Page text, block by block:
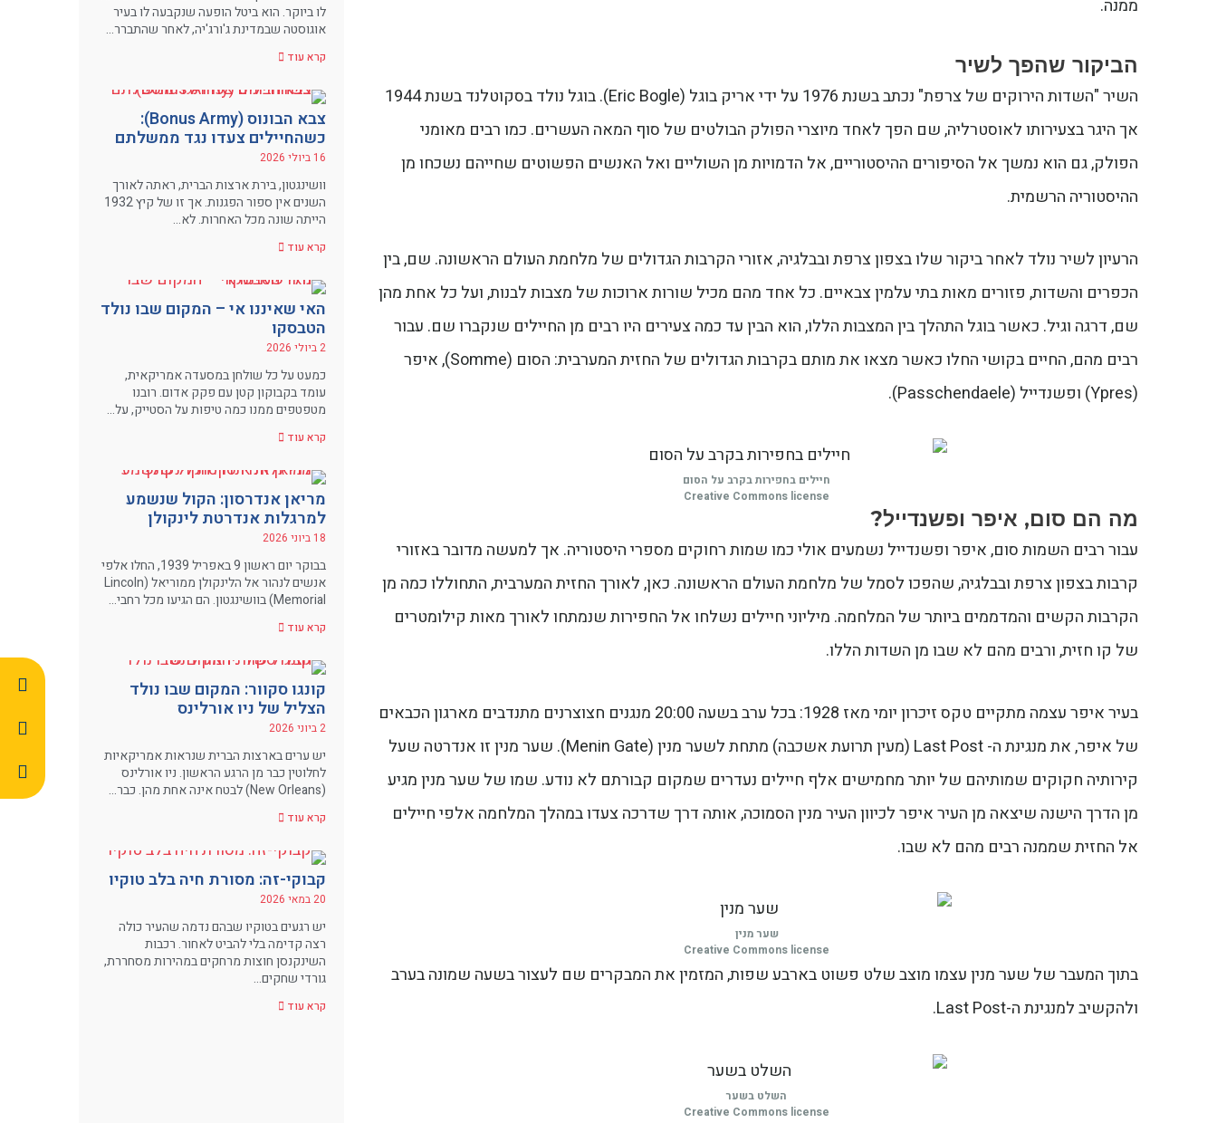
ממנה.
הביקור שהפך לשיר
השיר "השדות הירוקים של צרפת" נכתב בשנת 1976 על ידי אריק בוגל (Eric Bogle). בוגל נולד בסקוטלנד בשנת 1944
אך היגר בצעירותו לאוסטרליה, שם הפך לאחד מיוצרי הפולק הבולטים של סוף המאה העשרים. כמו רבים מאומני
הפולק, גם הוא נמשך אל הסיפורים ההיסטוריים, אל הדמויות מן השוליים ואל האנשים הפשוטים שחייהם נשכחו מן
ההיסטוריה הרשמית.
הרעיון לשיר נולד לאחר ביקור שלו בצפון צרפת ובבלגיה, אזורי הקרבות הגדולים של מלחמת העולם הראשונה. שם, בין
הכפרים והשדות, פזורים מאות בתי עלמין צבאיים. כל אחד מהם מכיל שורות ארוכות של מצבות לבנות, ועל כל אחת מהן
שם, דרגה וגיל. כאשר בוגל התהלך בין המצבות הללו, הוא הבין עד כמה צעירים היו רבים מן החיילים שנקברו שם. עבור
רבים מהם, החיים בקושי החלו כאשר מצאו את מותם בקרבות הגדולים של החזית המערבית: הסום (Somme), איפר
(Ypres) ופשנדייל (Passchendaele).
חיילים בחפירות בקרב על הסום
Creative Commons license
מה הם סום, איפר ופשנדייל?
עבור רבים השמות סום, איפר ופשנדייל נשמעים אולי כמו שמות רחוקים מספרי היסטוריה. אך למעשה מדובר באזורי
קרבות בצפון צרפת ובבלגיה, שהפכו לסמל של מלחמת העולם הראשונה. כאן, לאורך החזית המערבית, התחוללו כמה מן
הקרבות הקשים והמדממים ביותר של המלחמה. מיליוני חיילים נשלחו אל החפירות שנמתחו לאורך מאות קילומטרים
של קו חזית, ורבים מהם לא שבו מן השדות הללו.
בעיר איפר עצמה מתקיים טקס זיכרון יומי מאז 1928: בכל ערב בשעה 20:00 מנגנים חצוצרנים מתנדבים מארגון הכבאים
של איפר, את מנגינת ה- Last Post (מעין תרועת אשכבה) מתחת לשער מנין (Menin Gate). שער מנין זו אנדרטה שעל
קירותיה חקוקים שמותיהם של יותר מחמישים אלף חיילים נעדרים שמקום קבורתם לא נודע. שמו של שער מנין מגיע
מן הדרך הישנה שיצאה מן העיר איפר לכיוון העיר מנין הסמוכה, אותה דרך שדרכה צעדו במהלך המלחמה אלפי חיילים
אל החזית שממנה רבים מהם לא שבו.
שער מנין
Creative Commons license
בתוך המעבר של שער מנין עצמו מוצב שלט פשוט בארבע שפות, המזמין את המבקרים שם לעצור בשעה שמונה בערב
ולהקשיב למנגינת ה-Last Post.
השלט בשער
Creative Commons license
לו ביוקר. הוא ביטל הופעה שנקבעה לו בעיר
אוגוסטה שבמדינת ג'ורג'יה, לאחר שהתברר…
קרא עוד
צבא הבונוס (Bonus Army):
כשהחיילים צעדו נגד ממשלתם
16 ביולי 2026
וושינגטון, בירת ארצות הברית, ראתה לאורך
השנים אין ספור הפגנות. אך זו של קיץ 1932
הייתה שונה מכל האחרות. לא…
קרא עוד
האי שאיננו אי – המקום שבו נולד
הטבסקו
2 ביולי 2026
כמעט על כל שולחן במסעדה אמריקאית,
עומד בקבוקון קטן עם פקק אדום. רובנו
מטפטפים ממנו כמה טיפות על הסטייק, על…
קרא עוד
מריאן אנדרסון: הקול שנשמע
למרגלות אנדרטת לינקולן
18 ביוני 2026
בבוקר יום ראשון 9 באפריל 1939, החלו אלפי
אנשים לנהור אל הלינקולן ממוריאל (Lincoln
Memorial) בוושינגטון. הם הגיעו מכל רחבי…
קרא עוד
קונגו סקוור: המקום שבו נולד
הצליל של ניו אורלינס
2 ביוני 2026
יש ערים בארצות הברית שנראות אמריקאיות
לחלוטין כבר מן הרגע הראשון. ניו אורלינס
(New Orleans) לבטח אינה אחת מהן. כבר…
קרא עוד
קבוקי-זה: מסורת חיה בלב טוקיו
20 במאי 2026
יש רגעים בטוקיו שבהם נדמה שהעיר כולה
רצה קדימה בלי להביט לאחור. רכבות
השינקנסן חוצות מרחקים במהירות מסחררת,
גורדי שחקים…
קרא עוד